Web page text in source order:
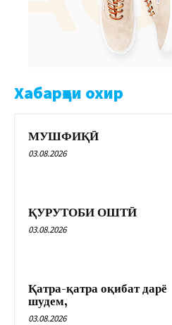
Хабарҳои охир
МУШФИҚӢ
03.08.2026
ҚУРУТОБИ ОШТӢ
03.08.2026
Қатра-қатра оқибат дарё
шудем,
03.08.2026